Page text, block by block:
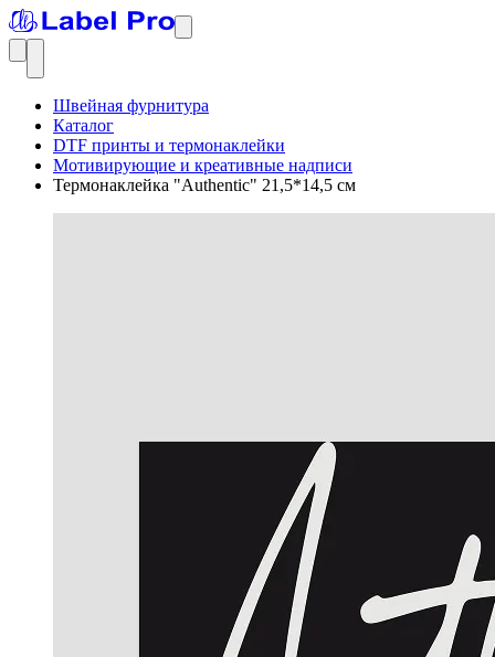
Швейная фурнитура
Каталог
DTF принты и термонаклейки
Мотивирующие и креативные надписи
Термонаклейка "Authentic" 21,5*14,5 см